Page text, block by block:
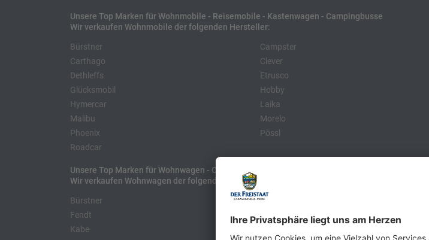
Unsere Top Marken für Wohnmobile - Reisemobile - Kastenwagen - Campingbusse
Wir verkaufen Wohnmobile der folgenden Hersteller:
Bürstner
Carthago
Dethleffs
Glücksmobil
Hymercar
Malibu
Phoenix
Roadcar
Campster
Clever
Etrusco
Hobby
Laika
Morelo
Pössl
Unsere Top Marken für Wohnwagen - Caravans
Wir verkaufen Wohnwagen der folgenden Hersteller:
Bürstner
Fendt
Kabe
Hobby
LMC